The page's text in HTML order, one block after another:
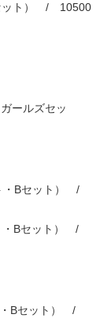
ット） / 10500
ールズセッ
・Bセット） /
・Bセット） /
・Bセット） /